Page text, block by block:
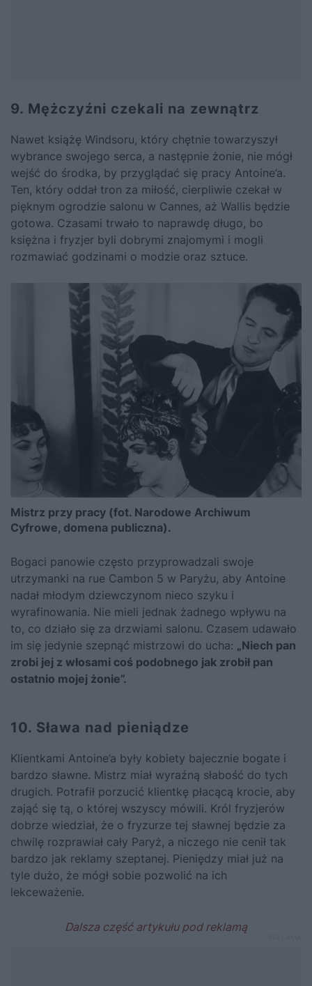
9. Mężczyźni czekali na zewnątrz
Nawet książę Windsoru, który chętnie towarzyszył
wybrance swojego serca, a następnie żonie, nie mógł
wejść do środka, by przyglądać się pracy Antoine’a.
Ten, który oddał tron za miłość, cierpliwie czekał w
pięknym ogrodzie salonu w Cannes, aż Wallis będzie
gotowa. Czasami trwało to naprawdę długo, bo
księżna i fryzjer byli dobrymi znajomymi i mogli
rozmawiać godzinami o modzie oraz sztuce.
Mistrz przy pracy (fot. Narodowe Archiwum
Cyfrowe, domena publiczna).
Bogaci panowie często przyprowadzali swoje
utrzymanki na rue Cambon 5 w Paryżu, aby Antoine
nadał młodym dziewczynom nieco szyku i
wyrafinowania. Nie mieli jednak żadnego wpływu na
to, co działo się za drzwiami salonu. Czasem udawało
im się jedynie szepnąć mistrzowi do ucha: „Niech pan
zrobi jej z włosami coś podobnego jak zrobił pan
ostatnio mojej żonie”.
10. Sława nad pieniądze
Klientkami Antoine’a były kobiety bajecznie bogate i
bardzo sławne. Mistrz miał wyraźną słabość do tych
drugich. Potrafił porzucić klientkę płacącą krocie, aby
zająć się tą, o której wszyscy mówili. Król fryzjerów
dobrze wiedział, że o fryzurze tej sławnej będzie za
chwilę rozprawiał cały Paryż, a niczego nie cenił tak
bardzo jak reklamy szeptanej. Pieniędzy miał już na
tyle dużo, że mógł sobie pozwolić na ich
lekceważenie.